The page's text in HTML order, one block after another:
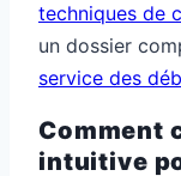
techniques de
un dossier
service des
Comment
intuitive